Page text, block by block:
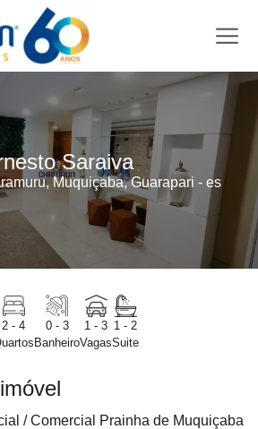
Saraiva
Muquiçaba, Guarapari - es
2 - 4
0 - 3
Banheiro
1 - 3
Vagas
1 - 2
Suite
/ Comercial Prainha de Muquiçaba